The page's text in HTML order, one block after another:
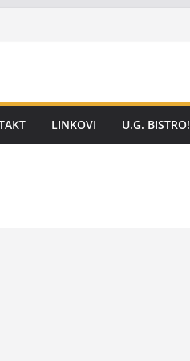
LINKOVI U.G. BISTRO!